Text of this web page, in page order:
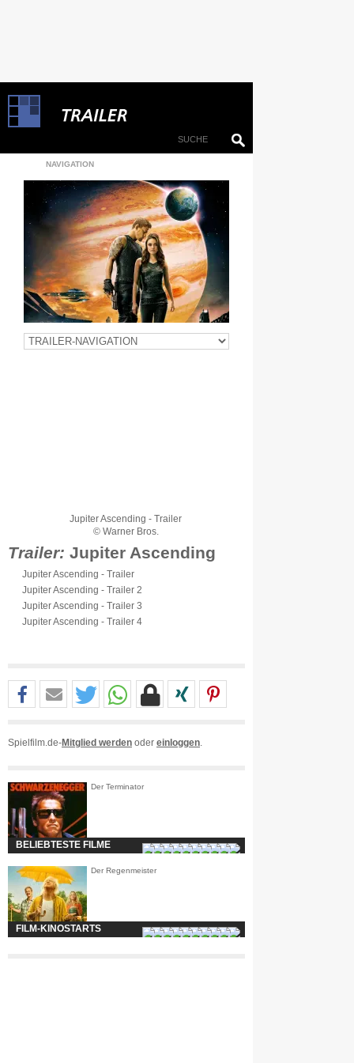
NAVIGATION
Jupiter Ascending - Trailer
© Warner Bros.
Trailer: Jupiter Ascending
Jupiter Ascending - Trailer
Jupiter Ascending - Trailer 2
Jupiter Ascending - Trailer 3
Jupiter Ascending - Trailer 4
Spielfilm.de-Mitglied werden oder einloggen
Der Terminator
BELIEBTESTE FILME
Der Regenmeister
FILM-KINOSTARTS